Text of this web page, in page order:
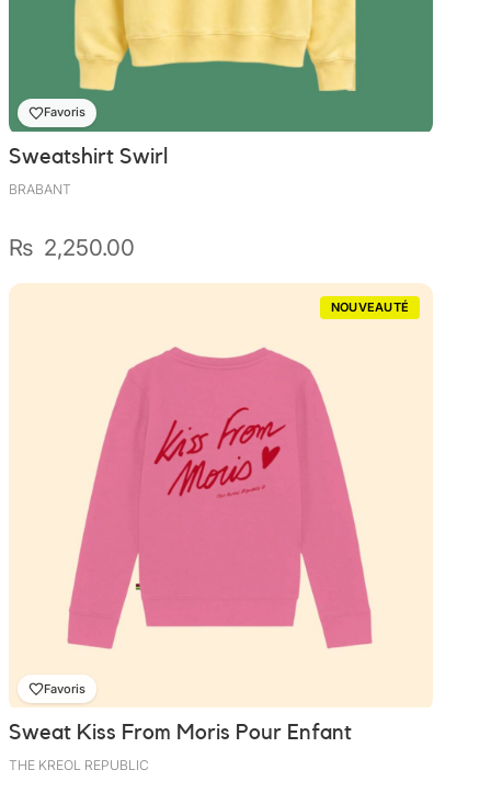
Sweatshirt Swirl
BRABANT
₨ 2,250.00
Favoris
Sweat Kiss From Moris Pour Enfant
THE KREOL REPUBLIC
Favoris
NOUVEAUTÉ
Sunniva
The Sock Trader
The Kreol Republic
The Octopus
Wally Plush Toys
Zimaz Kreol
ZOLA by Estelle